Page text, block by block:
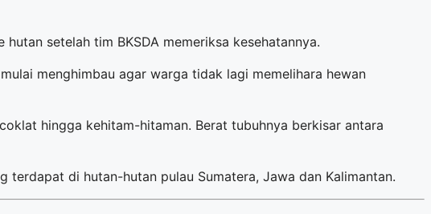
setelah tim BKSDA memeriksa kesehatannya.
menghimbau agar warga tidak lagi memelihara hewan
hingga kehitam-hitaman. Berat tubuhnya berkisar antara
terdapat di hutan-hutan pulau Sumatera, Jawa dan Kalimantan.